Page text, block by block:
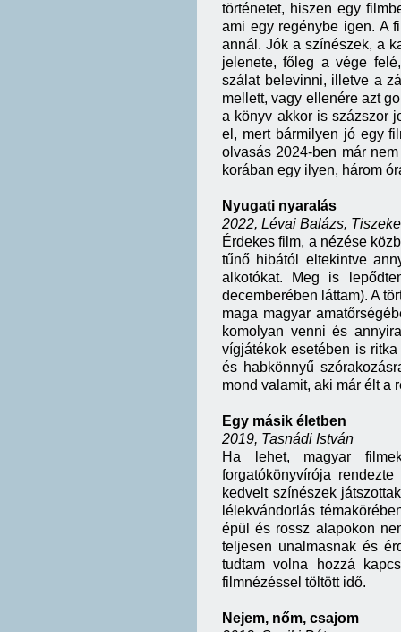
történetet, hiszen egy
ami egy regénybe igen. A
annál. Jók a színészek, a
jelenete, főleg a vége
szálat belevinni, illetve a
mellett, vagy ellenére azt
a könyv akkor is százszor
el, mert bármilyen jó egy
olvasás 2024-ben már
korában egy ilyen, három
Nyugati nyaralás
2022, Lévai Balázs,
Érdekes film, a nézése
tűnő hibától eltekintve
alkotókat. Meg is
decemberében láttam). A
maga magyar
komolyan venni és
vígjátékok esetében is
és habkönnyű
mond valamit, aki már élt a
Egy másik életben
2019, Tasnádi István
Ha lehet, magyar
forgatókönyvírója
kedvelt színészek
lélekvándorlás
épül és rossz alapokon
teljesen unalmasnak és
tudtam volna hozzá
filmnézéssel töltött idő.
Nejem, nőm, csajom